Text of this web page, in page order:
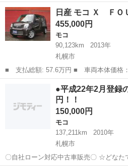
☆ １、勤続年数の短い方や自
される主婦の方や派遣社員の方 ３、自己
組めない方 ４、他社様で...
北海道 札幌市 モコ
日産 モコ Ｘ ＦＯ
455,000円
モコ
90,123km
2013年
札幌市
■ 支払総額: 57.6万円 ■ 車両本体価格： 455,000 円 ■ メーカー
名： 日産 ■ 車種名： モコ ■ グレ
排気量： 660cc ■ ドア枚数： 5D ■
モコ
●平成22年2月登録
円！！
150,000円
モコ
137,211km
2010年
札幌市
〇自社ローン対応中古車販売〇 ☆どなたでもローン対応可能